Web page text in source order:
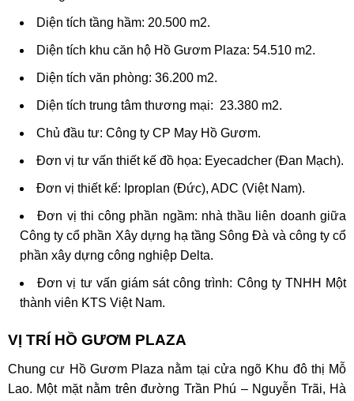
Diện tích tầng hầm: 20.500 m2.
Diện tích khu căn hộ Hồ Gươm Plaza: 54.510 m2.
Diện tích văn phòng: 36.200 m2.
Diện tích trung tâm thương mại: 23.380 m2.
Chủ đầu tư: Công ty CP May Hồ Gươm.
Đơn vị tư vấn thiết kế đồ họa: Eyecadcher (Đan Mạch).
Đơn vị thiết kế: Iproplan (Đức), ADC (Việt Nam).
Đơn vị thi công phần ngầm: nhà thầu liên doanh giữa
Công ty cổ phần Xây dựng hạ tầng Sông Đà và công ty cổ
phần xây dựng công nghiệp Delta.
Đơn vị tư vấn giám sát công trình: Công ty TNHH Một
thành viên KTS Việt Nam.
VỊ TRÍ HỒ GƯƠM PLAZA
Chung cư Hồ Gươm Plaza nằm tại cửa ngõ Khu đô thị Mỗ
Lao. Một mặt nằm trên đường Trần Phú – Nguyễn Trãi, Hà